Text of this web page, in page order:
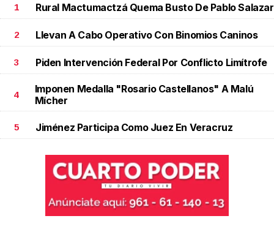
1 Rural Mactumactzá Quema Busto De Pablo Salazar
2 Llevan A Cabo Operativo Con Binomios Caninos
3 Piden Intervención Federal Por Conflicto Limítrofe
4
Imponen Medalla "Rosario Castellanos" A Malú
Mícher
5 Jiménez Participa Como Juez En Veracruz